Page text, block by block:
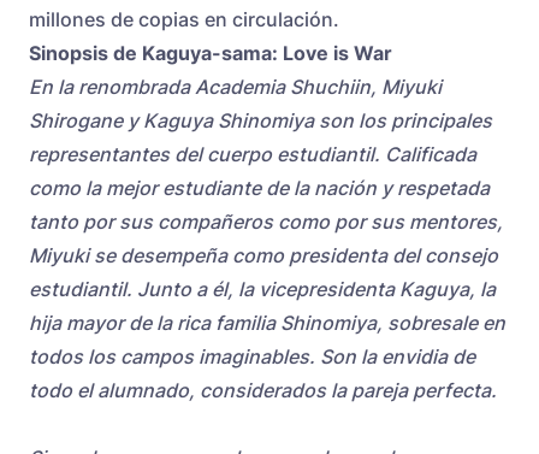
millones de copias en circulación.
Sinopsis de Kaguya-sama: Love is War
En la renombrada Academia Shuchiin, Miyuki
Shirogane y Kaguya Shinomiya son los principales
representantes del cuerpo estudiantil. Calificada
como la mejor estudiante de la nación y respetada
tanto por sus compañeros como por sus mentores,
Miyuki se desempeña como presidenta del consejo
estudiantil. Junto a él, la vicepresidenta Kaguya, la
hija mayor de la rica familia Shinomiya, sobresale en
todos los campos imaginables. Son la envidia de
todo el alumnado, considerados la pareja perfecta.